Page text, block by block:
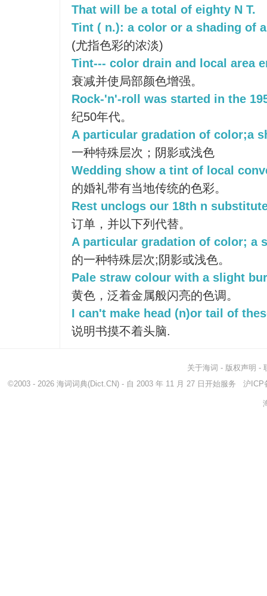
That will be a total of eighty N T.
Tint ( n.): a color or a shading of
(尤指色彩的浓淡)
Tint--- color drain and local area
衰减并使局部颜色增强。
Rock-'n'-roll was started in the
纪50年代。
A particular gradation of color;a
一种特殊层次；阴影或浅色
Wedding show a tint of local
的婚礼带有当地传统的色彩。
Rest unclogs our 18th n
订单，并以下列代替。
A particular gradation of color; a
的一种特殊层次;阴影或浅色。
Pale straw colour with a slight
黄色，泛着金属般闪亮的色调。
I can't make head (n)or tail of
说明书摸不着头脑.
关于海词 - 版权声明 -
©2003 - 2026 海词词典(Dict.CN) - 自 2003 年 11 月 27 日开始服务 沪ICP